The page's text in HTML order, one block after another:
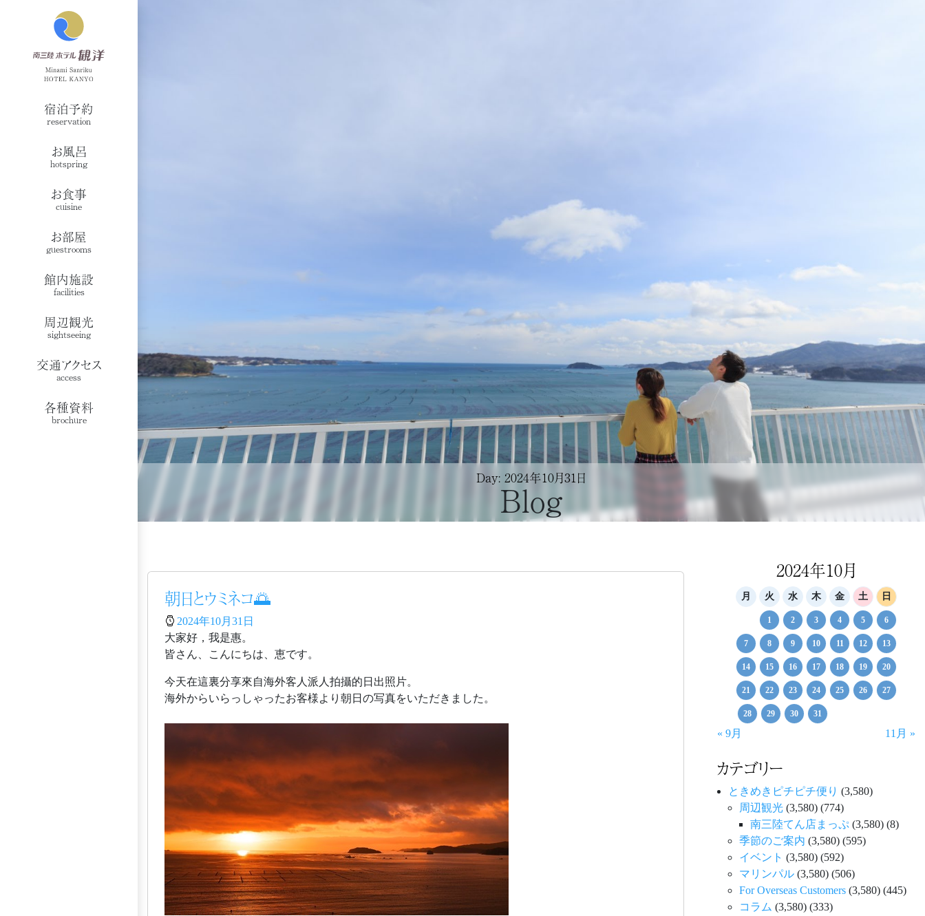
宿泊予約
reservation
お風呂
hotspring
お食事
cuisine
お部屋
guestrooms
館内施設
facilities
周辺観光
sightseeing
交通アクセス
access
各種資料
brochure
Day: 2024年10月31日
Blog
朝日とウミネコ🌅
2024年10月31日
大家好，我是惠。
皆さん、こんにちは、恵です。
今天在這裏分享來自海外客人派人拍攝的日出照片。
海外からいらっしゃったお客様より朝日の写真をいただきました。
2024年10月
月 火 水 木 金 土 日
1 2 3 4 5 6
7 8 9 10 11 12 13
14 15 16 17 18 19 20
21 22 23 24 25 26 27
28 29 30 31
« 9月 11月 »
カテゴリー
ときめきピチピチ便り (3,580)
周辺観光 (3,580) (774)
南三陸てん店まっぷ (3,580) (8)
季節のご案内 (3,580) (595)
イベント (3,580) (592)
マリンパル (3,580) (506)
For Overseas Customers (3,580) (445)
コラム (3,580) (333)